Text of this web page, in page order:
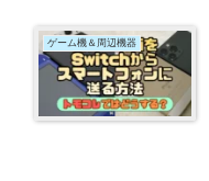
ゲーム機＆周辺機器